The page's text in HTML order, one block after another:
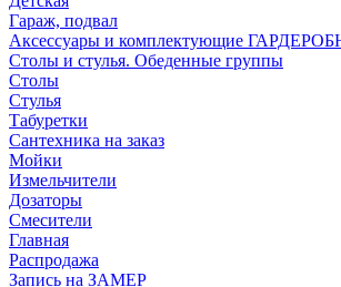
Гараж, подвал
Аксессуары и комплектующие
Столы и стулья. Обеденные группы
Столы
Стулья
Табуретки
Сантехника на заказ
Мойки
Измельчители
Дозаторы
Смесители
Главная
Распродажа
Запись на ЗАМЕР